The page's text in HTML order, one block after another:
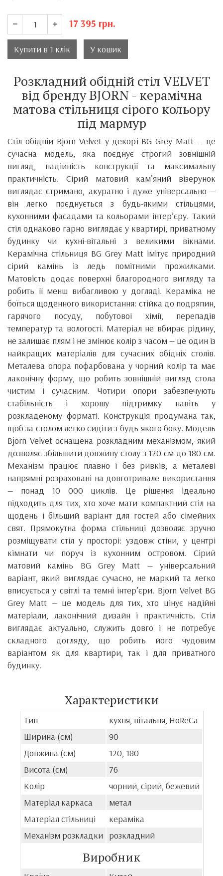
17 395 грн.
Купити в 1 клік У кошик
Розкладний обідній стіл VELVET
від бренду BJORN - керамічна
матова стільниця сірого кольору
під мармур
Стіл обідній Bjorn Velvet у декорі BG Grey Matt — це
сучасна модель, яка поєднує строгий зовнішній
вигляд, надійність конструкції та максимальну
практичність. Сірий матовий кам’яний візерунок
виглядає стримано, акуратно і дуже універсально —
він легко поєднується з будь-якими стільцями,
кухонними фасадами та кольорами інтер’єру. Такий
стіл однаково гарно виглядає у квартирі, приватному
будинку чи кухні-вітальні з великими вікнами.
Керамічна стільниця BG Grey Matt імітує природний
сірий камінь із ледь помітними прожилками.
Матовість додає поверхні благородного вигляду та
робить її менш вибагливою у догляді. Кераміка не
боїться щоденного використання: стійка до подряпин,
гарячого посуду, побутової хімії, перепадів
температур та вологості. Матеріал не вбирає рідину,
не залишає плям і не змінює колір з часом — це один із
найкращих матеріалів для сучасних обідніх столів.
Металева опора пофарбована у чорний колір та має
лаконічну форму, що робить зовнішній вигляд стола
чистим і сучасним. Чотири опори забезпечують
стабільність і хорошу підтримку навіть у
розкладеному форматі. Конструкція продумана так,
щоб за столом легко сидіти з будь-якого боку. Модель
Bjorn Velvet оснащена розкладним механізмом, який
дозволяє збільшити довжину столу з 120 см до 180 см.
Механізм працює плавно і без ривків, а металеві
напрямні розраховані на довготривале використання
— понад 10 000 циклів. Це рішення ідеально
підходить для тих, хто хоче мати компактний стіл на
щодень і більший варіант для гостей або сімейних
свят. Прямокутна форма стільниці дозволяє зручно
розміщувати стіл у просторі: уздовж стіни, у центрі
кімнати чи поруч із кухонним островом. Сірий
матовий камінь BG Grey Matt — універсальний
варіант, який виглядає сучасно, не маркий та легко
вписується у світлі та темні інтер’єри. Bjorn Velvet BG
Grey Matt — це модель для тих, хто цінує надійні
матеріали, лаконічний дизайн і практичність. Стіл
виглядає актуально, служить довго і не потребує
складного догляду, що робить його чудовим
варіантом як для квартири, так і для приватного
будинку.
Характеристики
Тип
кухня, вітальня, HoReCa
Ширина (см)
90
Довжина (см)
120, 180
Висота (см)
76
Колір
чорний, сірий, бежевий
Матеріал каркаса
метал
Матеріал стільниці
кераміка
Механізм розкладки
розкладний
Виробник